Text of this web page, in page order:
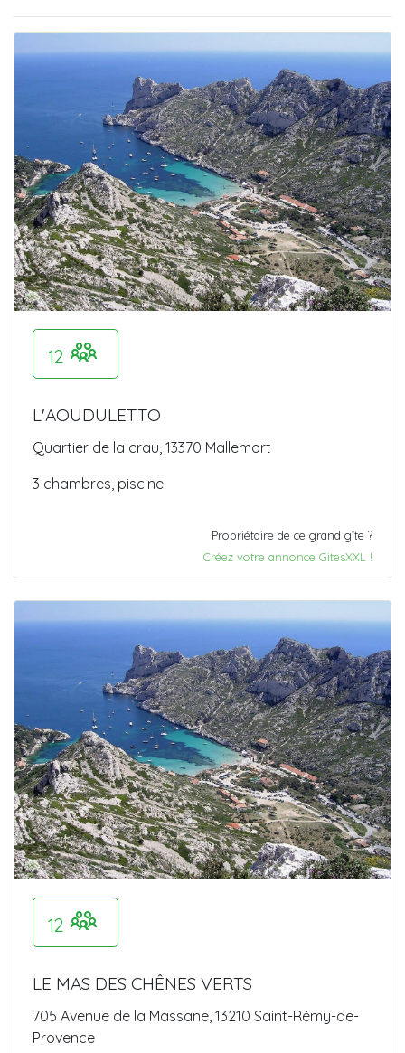
12
L'AOUDULETTO
Quartier de la crau, 13370 Mallemort
3 chambres, piscine
Propriétaire de ce grand gîte ?
Créez votre annonce GitesXXL !
12
LE MAS DES CHÊNES VERTS
705 Avenue de la Massane, 13210 Saint-Rémy-de-
Provence